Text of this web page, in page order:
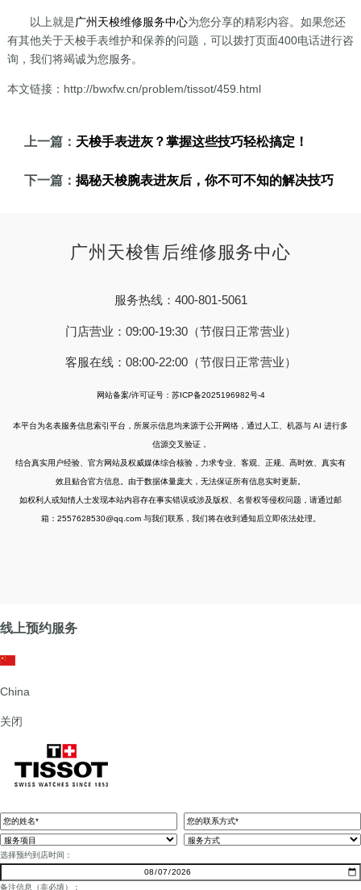
以上就是广州天梭维修服务中心为您分享的精彩内容。如果您还
有其他关于天梭手表维护和保养的问题，可以拨打页面400电话进行咨
询，我们将竭诚为您服务。
本文链接：http://bwxfw.cn/problem/tissot/459.html
上一篇： 天梭手表进灰？掌握这些技巧轻松搞定！
下一篇：揭秘天梭腕表进灰后，你不可不知的解决技巧
广州天梭售后维修服务中心
服务热线：400-801-5061
门店营业：09:00-19:30（节假日正常营业）
客服在线：08:00-22:00（节假日正常营业）
网站备案/许可证号：苏ICP备2025196982号-4
本平台为名表服务信息索引平台，所展示信息均来源于公开网络，通过人工、机器与 AI 进行多
信源交叉验证，
结合真实用户经验、官方网站及权威媒体综合核验，力求专业、客观、正规、高时效、真实有
效且贴合官方信息。由于数据体量庞大，无法保证所有信息实时更新。
如权利人或知情人士发现本站内容存在事实错误或涉及版权、名誉权等侵权问题，请通过邮
箱：2557628530@qq.com 与我们联系，我们将在收到通知后立即依法处理。
线上预约服务
China
关闭
选择预约到店时间：
备注信息（非必填）：